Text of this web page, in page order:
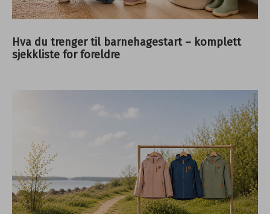
Hva du trenger til barnehagestart – komplett
sjekkliste for foreldre